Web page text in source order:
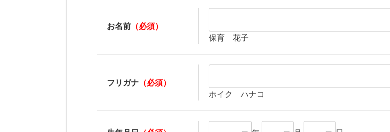
お名前 （必須）
保育 花子
フリガナ （必須）
ホイク ハナコ